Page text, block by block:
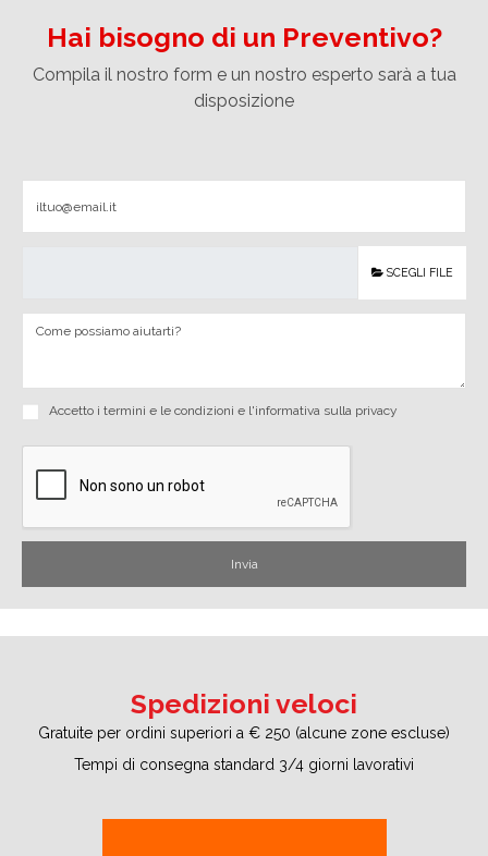
Hai bisogno di un Preventivo?
Compila il nostro form e un nostro esperto sarà a tua
disposizione
SCEGLI FILE
Accetto i termini e le condizioni e l'informativa sulla privacy
Spedizioni veloci
Gratuite per ordini superiori a € 250 (alcune zone escluse)
Tempi di consegna standard 3/4 giorni lavorativi